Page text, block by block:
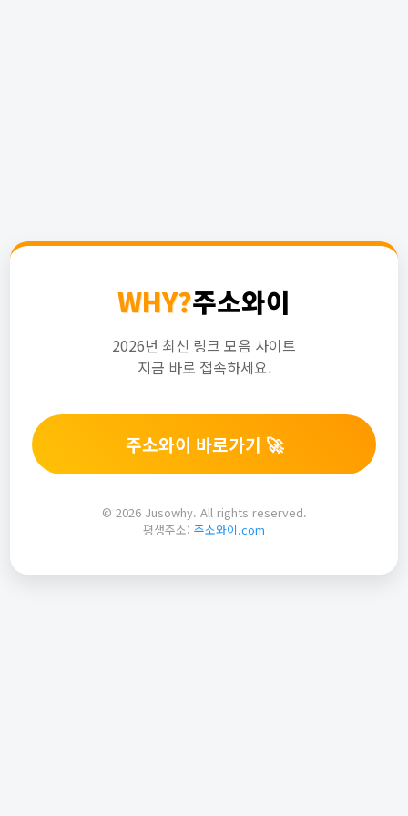
WHY?주소와이
2026년 최신 링크 모음 사이트
지금 바로 접속하세요.
주소와이 바로가기 🚀
© 2026 Jusowhy. All rights reserved.
평생주소: 주소와이.com